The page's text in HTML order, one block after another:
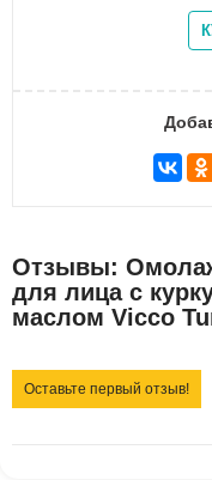
Отзывы:
для лица с
маслом Vicco
Оставьте первый отзыв!